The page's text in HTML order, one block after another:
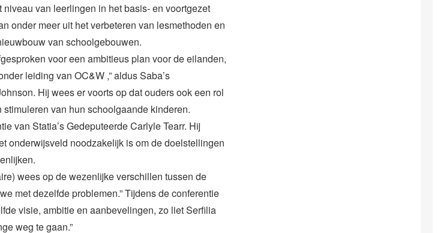
van leerlingen in het basis- en voortgezet
onder meer uit het verbeteren van lesmethoden en
van schoolgebouwen.
voor een ambitieus plan voor de eilanden,
leiding van OC&W ,” aldus Saba’s
Hij wees er voorts op dat ouders ook een rol
van hun schoolgaande kinderen.
van Statia’s Gedeputeerde Carlyle Tearr. Hij
onderwijsveld noodzakelijk is om de doelstellingen
wees op de wezenlijke verschillen tussen de
met dezelfde problemen.” Tijdens de conferentie
visie, ambitie en aanbevelingen, zo liet Serfilia
weg te gaan.”